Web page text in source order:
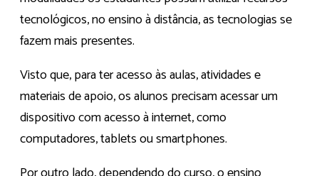
tecnológicos, no ensino à distância, as tecnologias se
fazem mais presentes.
Visto que, para ter acesso às aulas, atividades e
materiais de apoio, os alunos precisam acessar um
dispositivo com acesso à internet, como
computadores, tablets ou smartphones.